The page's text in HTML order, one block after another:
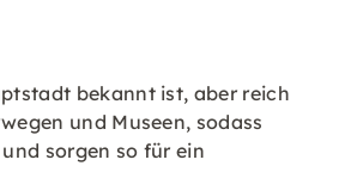
bekannt ist, aber reich
und Museen, sodass
sorgen so für ein